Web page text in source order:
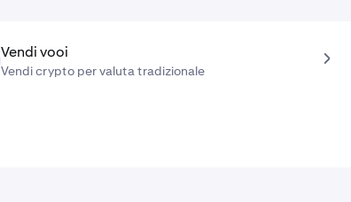
Vendi vooi
Vendi crypto per valuta tradizionale